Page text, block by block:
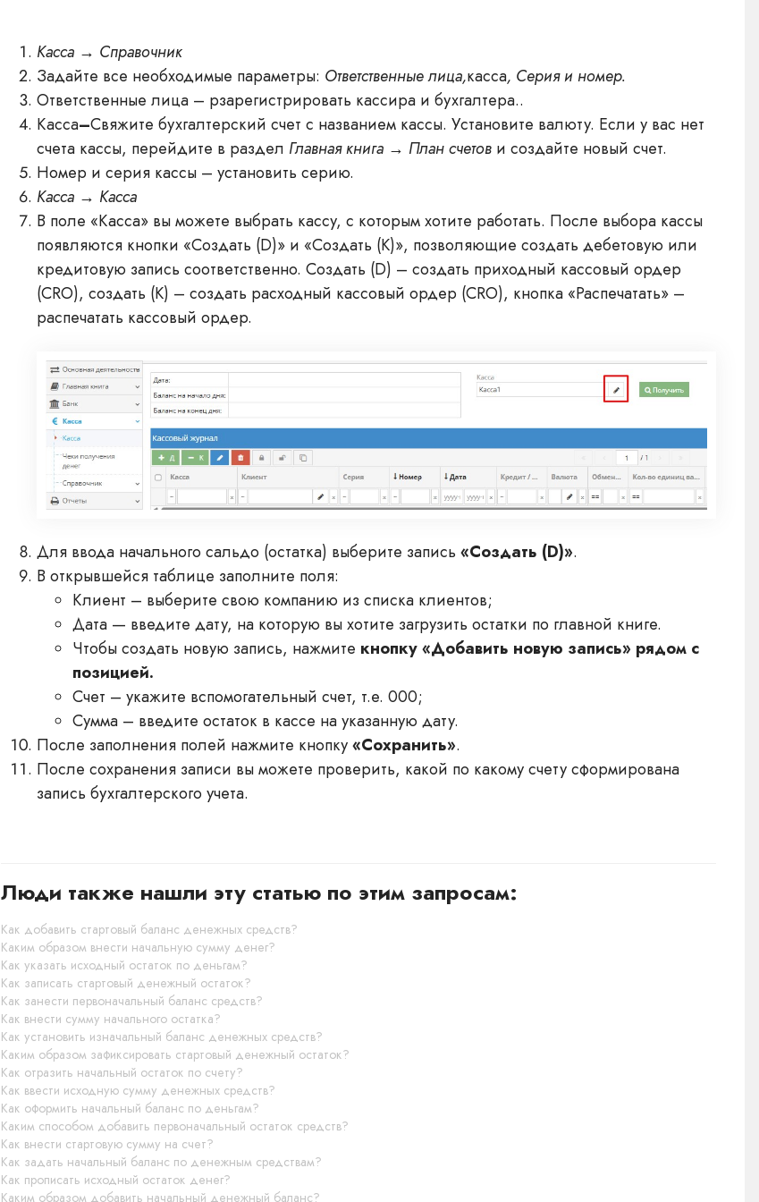
Касса → Справочник
Задайте все необходимые параметры: Ответственные лица,касса, Серия и номер.
Ответственные лица – рзарегистрировать кассира и бухгалтера..
Касса–Свяжите бухгалтерский счет с названием кассы. Установите валюту. Если у вас нет
счета кассы, перейдите в раздел Главная книга → План счетови создайте новый счет.
Номер и серия кассы – установить серию.
Касса → Касса
В поле «Касса» вы можете выбрать кассу, с которым хотите работать. После выбора кассы
появляются кнопки «Создать (D)» и «Создать (K)», позволяющие создать дебетовую или
кредитовую запись соответственно. Создать (D) – создать приходный кассовый ордер
(CRO), создать (K) – создать pасходный кассовый ордер (CRO), кнопка «Распечатать» –
распечатать кассовый ордер.
Для ввода начального сальдо (остатка) выберите запись «Создать (D)».
В открывшейся таблице заполните поля:
Клиент – выберите свою компанию из списка клиентов;
Дата — введите дату, на которую вы хотите загрузить остатки по главной книге.
Чтобы создать новую запись, нажмите кнопку «Добавить новую запись» рядом с
позицией.
Счет – укажите вспомогательный счет, т.е. 000;
Сумма – введите остаток в кассе на указанную дату.
После заполнения полей нажмите кнопку«Сохранить».
После сохранения записи вы можете проверить, какой по какому счету сформирована
запись бухгалтерского учета.
Люди также нашли эту статью по этим запросам:
Как добавить стартовый баланс денежных средств?
Каким образом внести начальную сумму денег?
Как указать исходный остаток по деньгам?
Как записать стартовый денежный остаток?
Как занести первоначальный баланс средств?
Как внести сумму начального остатка?
Как установить изначальный баланс денежных средств?
Каким образом зафиксировать стартовый денежный остаток?
Как отразить начальный остаток по счету?
Как ввести исходную сумму денежных средств?
Как оформить начальный баланс по деньгам?
Каким способом добавить первоначальный остаток средств?
Как внести стартовую сумму на счет?
Как задать начальный баланс по денежным средствам?
Как прописать исходный остаток денег?
Каким образом добавить начальный денежный баланс?